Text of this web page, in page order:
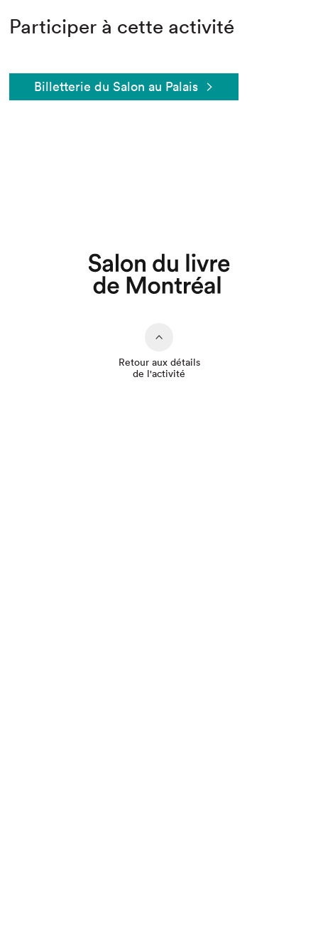
Participer à cette activité
Billetterie du Salon au Palais
Retour aux détails
de l'activité